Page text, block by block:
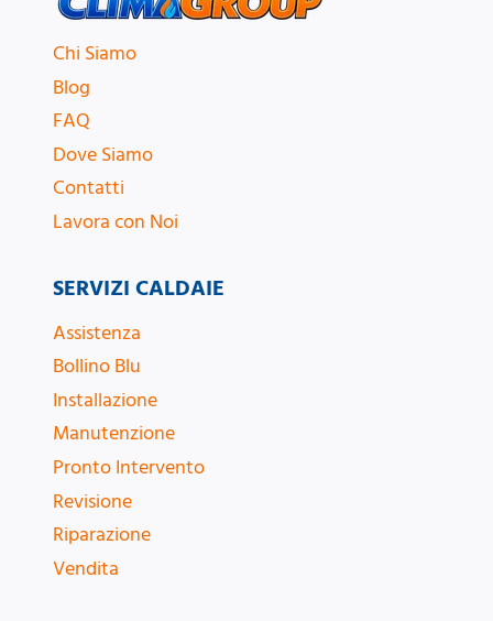
Chi Siamo
Blog
FAQ
Dove Siamo
Contatti
Lavora con Noi
SERVIZI CALDAIE
Assistenza
Bollino Blu
Installazione
Manutenzione
Pronto Intervento
Revisione
Riparazione
Vendita